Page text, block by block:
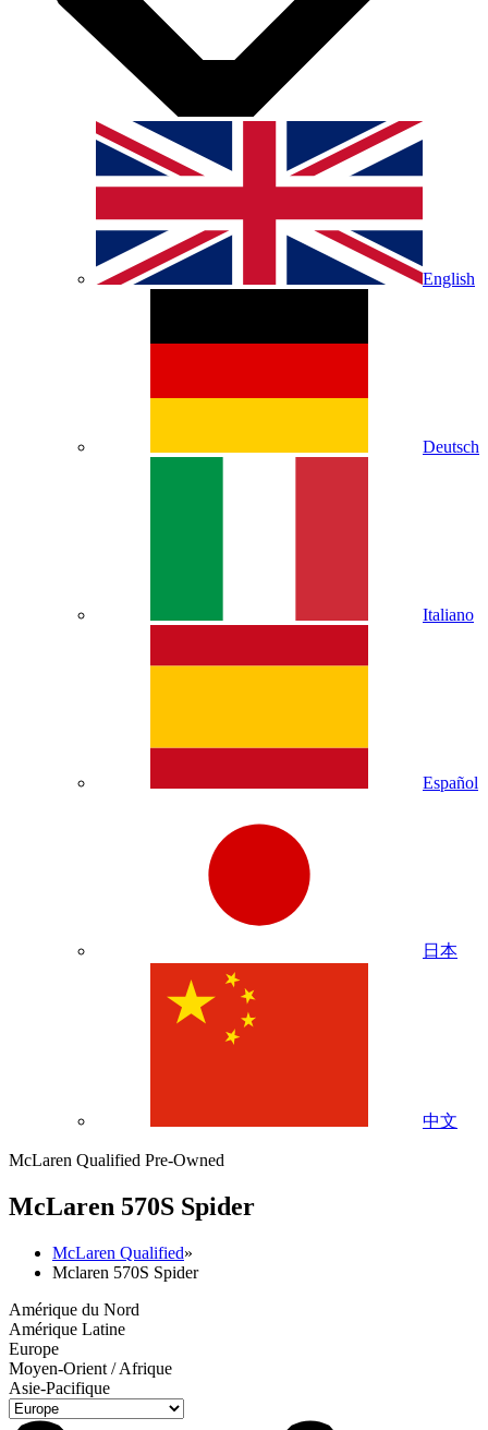
English
Deutsch
Italiano
Español
日本
中文
McLaren Qualified Pre-Owned
McLaren 570S Spider
McLaren Qualified»
Mclaren 570S Spider
Amérique du Nord
Amérique Latine
Europe
Moyen-Orient / Afrique
Asie-Pacifique